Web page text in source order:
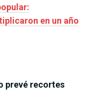
en un año
prevé recortes